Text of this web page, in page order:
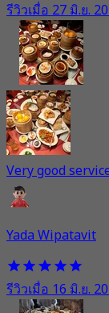
รีวิวเมื่อ 27 มิ.ย.
Very good
Yada Wipatavit
รีวิวเมื่อ 16 มิ.ย.